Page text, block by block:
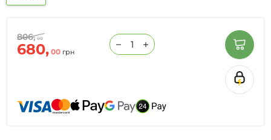
680, 00 грн
806, 00